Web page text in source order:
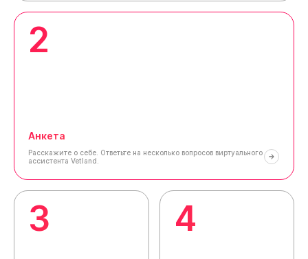
2
Анкета
Расскажите о себе. Ответьте на несколько вопросов виртуального
ассистента Vetland.
3 4